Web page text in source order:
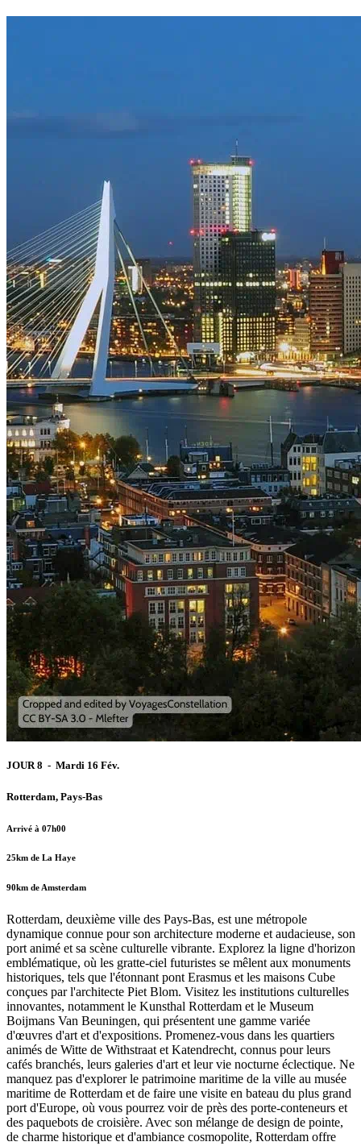
JOUR 8 - Mardi 16 Fév.
Rotterdam, Pays-Bas
Arrivé à 07h00
25km de La Haye
90km de Amsterdam
Rotterdam, deuxième ville des Pays-Bas, est une métropole
dynamique connue pour son architecture moderne et audacieuse, son
port animé et sa scène culturelle vibrante. Explorez la ligne d'horizon
emblématique, où les gratte-ciel futuristes se mêlent aux monuments
historiques, tels que l'étonnant pont Erasmus et les maisons Cube
conçues par l'architecte Piet Blom. Visitez les institutions culturelles
innovantes, notamment le Kunsthal Rotterdam et le Museum
Boijmans Van Beuningen, qui présentent une gamme variée
d'œuvres d'art et d'expositions. Promenez-vous dans les quartiers
animés de Witte de Withstraat et Katendrecht, connus pour leurs
cafés branchés, leurs galeries d'art et leur vie nocturne éclectique. Ne
manquez pas d'explorer le patrimoine maritime de la ville au musée
maritime de Rotterdam et de faire une visite en bateau du plus grand
port d'Europe, où vous pourrez voir de près des porte-conteneurs et
des paquebots de croisière. Avec son mélange de design de pointe,
de charme historique et d'ambiance cosmopolite, Rotterdam offre